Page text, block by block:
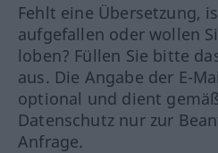
Fehlt eine Übersetzung,
aufgefallen oder wollen
loben? Füllen Sie bitte
aus. Die Angabe der E-
optional und dient
Datenschutz nur zur
Anfrage.